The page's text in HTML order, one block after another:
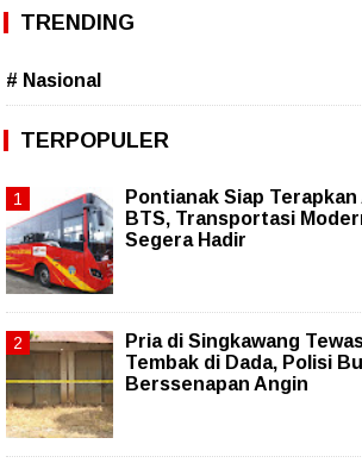
TRENDING
# Nasional
TERPOPULER
Pontianak Siap
BTS, Transportasi
Segera Hadir
Pria di Singkawang
Tembak di Dada, Polisi
Berssenapan Angin